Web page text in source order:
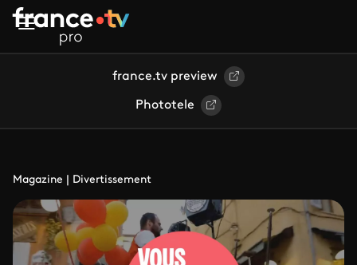
Aller au contenu principal
france.tv preview
Phototele
Magazine | Divertissement